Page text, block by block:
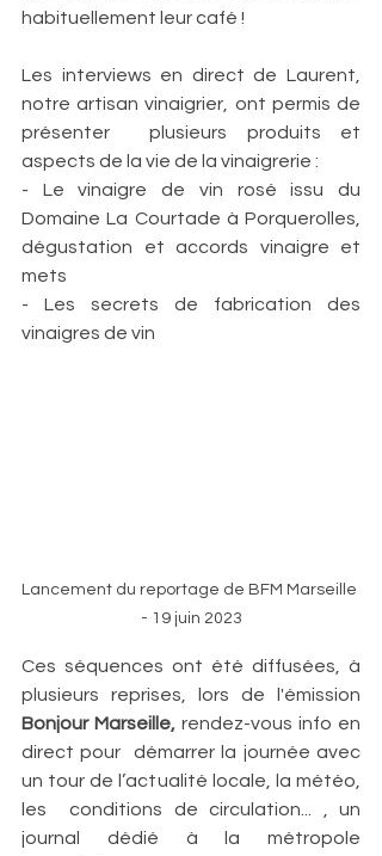
habituellement leur café !
Les interviews en direct de Laurent,
notre artisan vinaigrier, ont permis de
présenter  plusieurs produits et
aspects de la vie de la vinaigrerie :
- Le vinaigre de vin rosé issu du
Domaine La Courtade à Porquerolles,
dégustation et accords vinaigre et
mets
- Les secrets de fabrication des
vinaigres de vin
Lancement du reportage de BFM Marseille
- 19 juin 2023
Ces séquences ont été diffusées, à
Bonjour Marseille, rendez-vous info en
direct pour  démarrer la journée avec
un tour de l’actualité locale, la météo,
les  conditions de circulation... , un
journal dédié à la métropole